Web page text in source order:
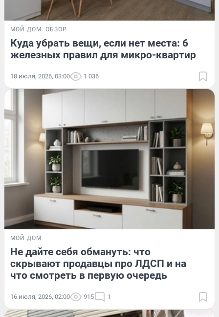
МОЙ ДОМ ОБЗОР
Куда убрать вещи, если нет места: 6
железных правил для микро-квартир
18 июля, 2026, 03:00 1 036
МОЙ ДОМ
Не дайте себя обмануть: что
скрывают продавцы про ЛДСП и на
что смотреть в первую очередь
16 июля, 2026, 02:00 915 1